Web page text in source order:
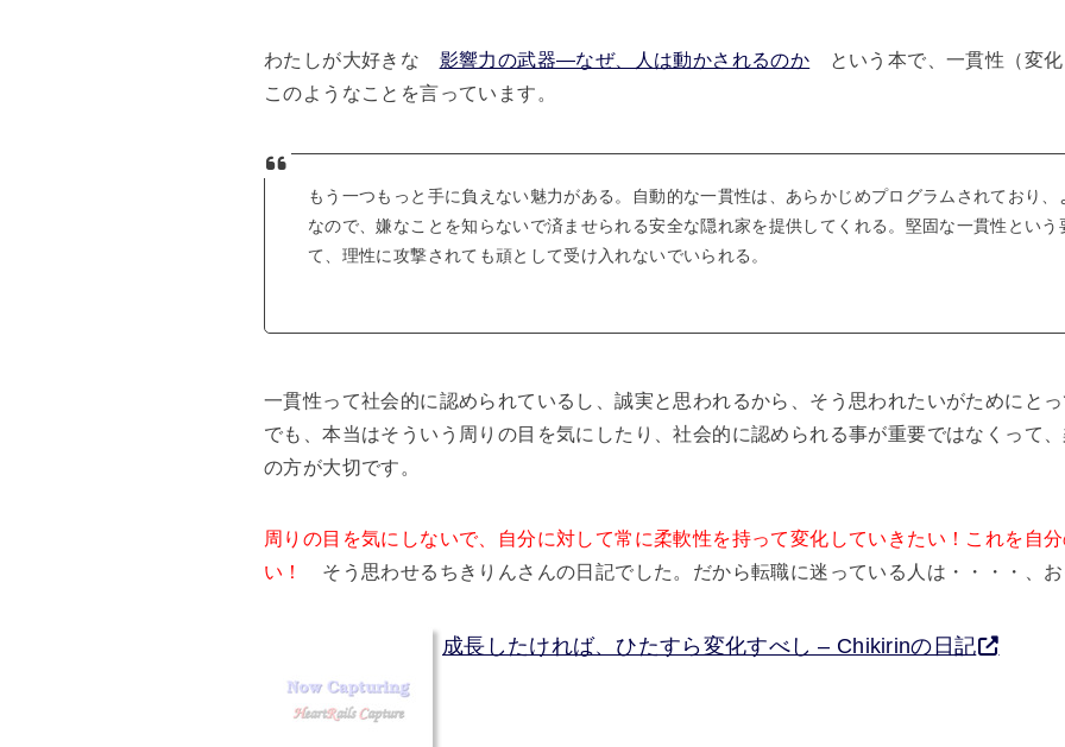
わたしが大好きな 影響力の武器―なぜ、人は動かされるのか という本で、一貫性（変
このようなことを言っています。
もう一つもっと手に負えない魅力がある。自動的な一貫性は、あらかじめプログラムされており
なので、嫌なことを知らないで済ませられる安全な隠れ家を提供してくれる。堅固な一貫性という
て、理性に攻撃されても頑として受け入れないでいられる。
一貫性って社会的に認められているし、誠実と思われるから、そう思われたいがためにとっ
でも、本当はそういう周りの目を気にしたり、社会的に認められる事が重要ではなくって
の方が大切です。
周りの目を気にしないで、自分に対して常に柔軟性を持って変化していきたい！これを自
い！
そう思わせるちきりんさんの日記でした。だから転職に迷っている人は・・・・、お
成長したければ、ひたすら変化すべし – Chikirinの日記